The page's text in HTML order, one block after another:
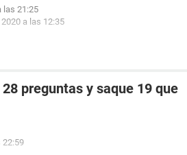
las 21:25
a las 12:35
preguntas y saque 19 que
22:59